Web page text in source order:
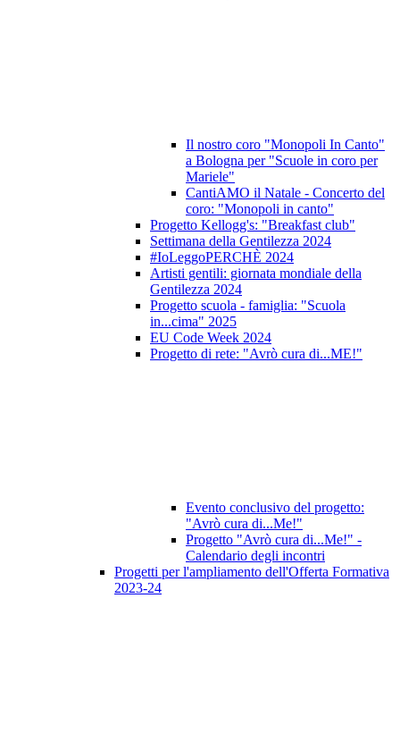
Il nostro coro "Monopoli In Canto"
a Bologna per "Scuole in coro per
Mariele"
CantiAMO il Natale - Concerto del
coro: "Monopoli in canto"
Progetto Kellogg's: "Breakfast club"
Settimana della Gentilezza 2024
#IoLeggoPERCHÈ 2024
Artisti gentili: giornata mondiale della
Gentilezza 2024
Progetto scuola - famiglia: "Scuola
in...cima" 2025
EU Code Week 2024
Progetto di rete: "Avrò cura di...ME!"
Evento conclusivo del progetto:
"Avrò cura di...Me!"
Progetto "Avrò cura di...Me!" -
Calendario degli incontri
Progetti per l'ampliamento dell'Offerta Formativa
2023-24